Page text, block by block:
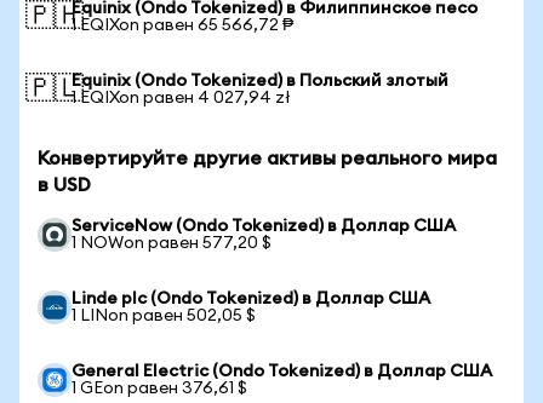
🇵🇭Equinix (Ondo Tokenized) в Филиппинское песо
1 EQIXon равен 65 566,72 ₱
🇵🇱Equinix (Ondo Tokenized) в Польский злотый
1 EQIXon равен 4 027,94 zł
Конвертируйте другие активы реального мира
в USD
ServiceNow (Ondo Tokenized) в Доллар США
1 NOWon равен 577,20 $
Linde plc (Ondo Tokenized) в Доллар США
1 LINon равен 502,05 $
General Electric (Ondo Tokenized) в Доллар США
1 GEon равен 376,61 $